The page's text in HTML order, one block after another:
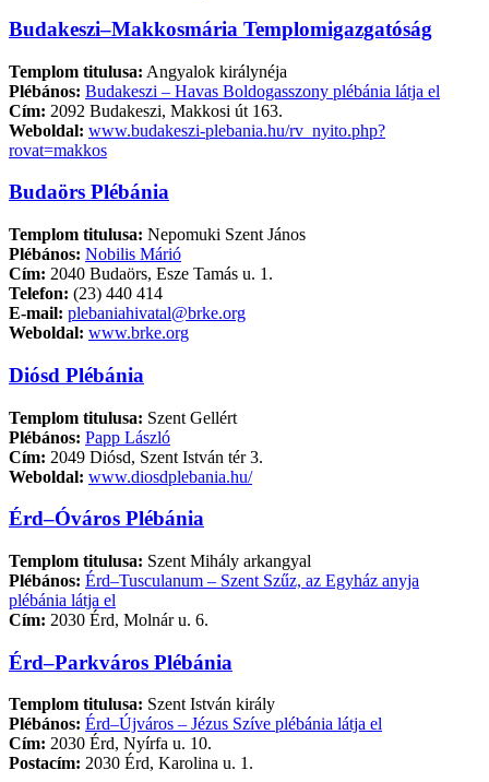
Budakeszi–Makkosmária Templomigazgatóság
Templom titulusa: Angyalok királynéja
Plébános: Budakeszi – Havas Boldogasszony plébánia látja el
Cím: 2092 Budakeszi, Makkosi út 163.
Weboldal: www.budakeszi-plebania.hu/rv_nyito.php?
rovat=makkos
Budaörs Plébánia
Templom titulusa: Nepomuki Szent János
Plébános: Nobilis Márió
Cím: 2040 Budaörs, Esze Tamás u. 1.
Telefon: (23) 440 414
E-mail: plebaniahivatal@brke.org
Weboldal: www.brke.org
Diósd Plébánia
Templom titulusa: Szent Gellért
Plébános: Papp László
Cím: 2049 Diósd, Szent István tér 3.
Weboldal: www.diosdplebania.hu/
Érd–Óváros Plébánia
Templom titulusa: Szent Mihály arkangyal
Plébános: Érd–Tusculanum – Szent Szűz, az Egyház anyja
plébánia látja el
Cím: 2030 Érd, Molnár u. 6.
Érd–Parkváros Plébánia
Templom titulusa: Szent István király
Plébános: Érd–Újváros – Jézus Szíve plébánia látja el
Cím: 2030 Érd, Nyírfa u. 10.
Postacím: 2030 Érd, Karolina u. 1.